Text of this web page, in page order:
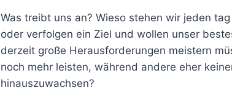
Was treibt uns an? Wieso stehen wir jeden
oder verfolgen ein Ziel und wollen unser
derzeit große Herausforderungen meistern
noch mehr leisten, während andere eher
hinauszuwachsen?